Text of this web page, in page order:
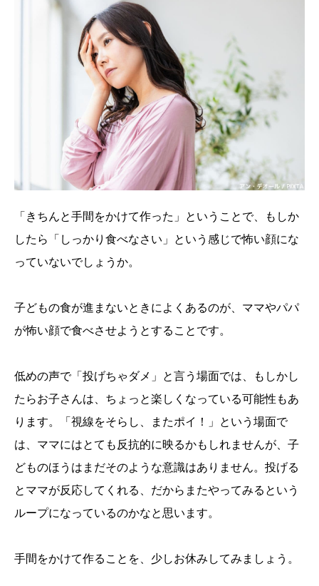
「きちんと手間をかけて作った」ということで、もしか
したら「しっかり食べなさい」という感じで怖い顔にな
っていないでしょうか。
子どもの食が進まないときによくあるのが、ママやパパ
が怖い顔で食べさせようとすることです。
低めの声で「投げちゃダメ」と言う場面では、もしかし
たらお子さんは、ちょっと楽しくなっている可能性もあ
ります。「視線をそらし、またポイ！」という場面で
は、ママにはとても反抗的に映るかもしれませんが、子
どものほうはまだそのような意識はありません。投げる
とママが反応してくれる、だからまたやってみるという
ループになっているのかなと思います。
手間をかけて作ることを、少しお休みしてみましょう。